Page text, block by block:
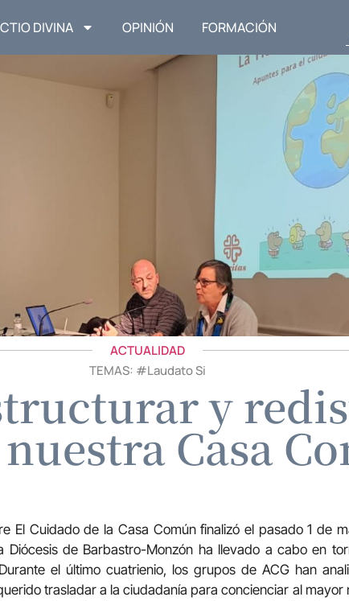
DIVINA OPINIÓN FORMACIÓN
ACTUALIDAD
TEMAS: #Laudato Si
y
Casa
El Cuidado de la Casa Común finalizó el pasado 1 de
Diócesis de Barbastro-Monzón ha llevado a cabo en
el último cuatrienio, los grupos de ACG han
trasladar a la ciudadanía para concienciar al mayor